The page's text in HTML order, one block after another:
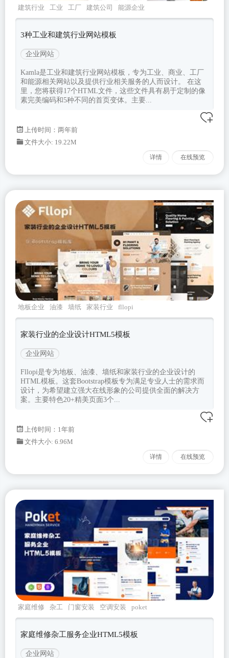
建筑行业 工业 工厂 建筑公司 能源企业
3种工业和建筑行业网站模板
企业网站
Kamla是工业和建筑行业网站模板，专为工业、商业、工厂
和能源相关网站以及提供行业相关服务的人而设计。 在这
里，您将获得17个HTML文件，这些文件具有易于定制的像
素完美编码和5种不同的首页变体。主要...
上传时间：两年前
文件大小: 19.22M
详情 在线预览
地板企业 油漆 墙纸 家装行业 fllopi
家装行业的企业设计HTML5模板
企业网站
Fllopi是专为地板、油漆、墙纸和家装行业的企业设计的
HTML模板。这套Bootstrap模板专为满足专业人士的需求而
设计，为希望建立强大在线形象的公司提供全面的解决方
案。主要特色20+精美页面3个...
上传时间：1年前
文件大小: 6.96M
详情 在线预览
家庭维修 杂工 门窗安装 空调安装 poket
家庭维修杂工服务企业HTML5模板
企业网站